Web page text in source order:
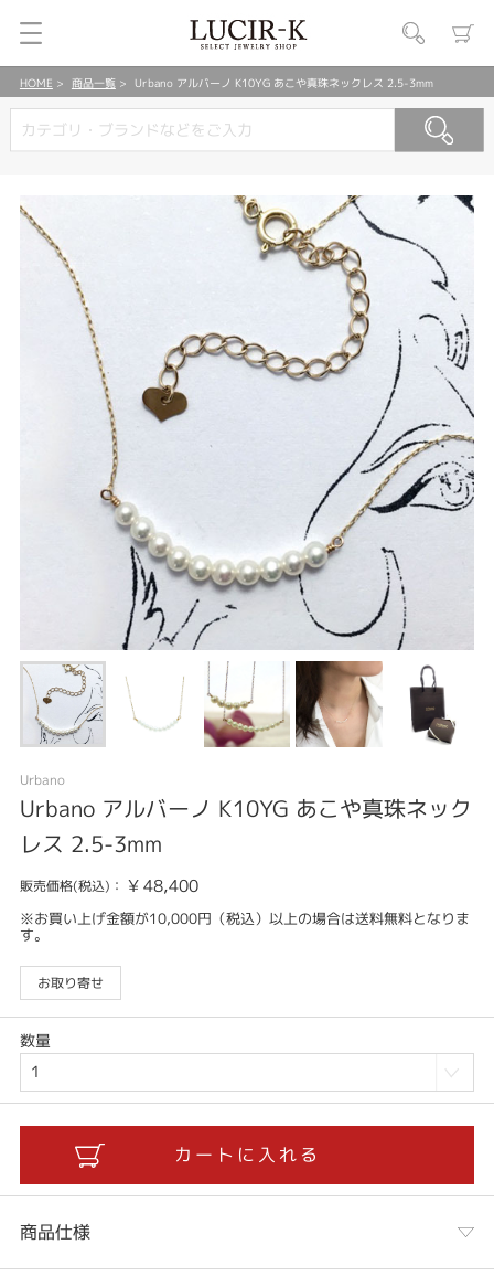
HOME 商品一覧 Urbano アルバーノ K10YG あこや真珠ネックレス 2.5-3mm
Urbano
Urbano アルバーノ K10YG あこや真珠ネック
レス 2.5-3mm
販売価格(税込)： ¥48,400
※お買い上げ金額が10,000円（税込）以上の場合は送料無料となりま
す。
お取り寄せ
数量
商品仕様